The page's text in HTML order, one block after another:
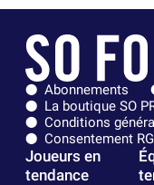
Abonnements
La boutique SO
Conditions
Consentement
Joueurs en
tendance